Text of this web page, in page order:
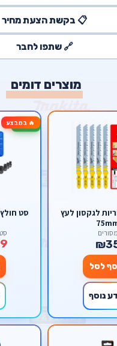
📋 בקשת הצעת מחיר
🔗 שתפו לחבר
מוצרים דומים
לגקסון לעץ
מסורים
לסל
נוסף
🔥 במבצע-50%
סט